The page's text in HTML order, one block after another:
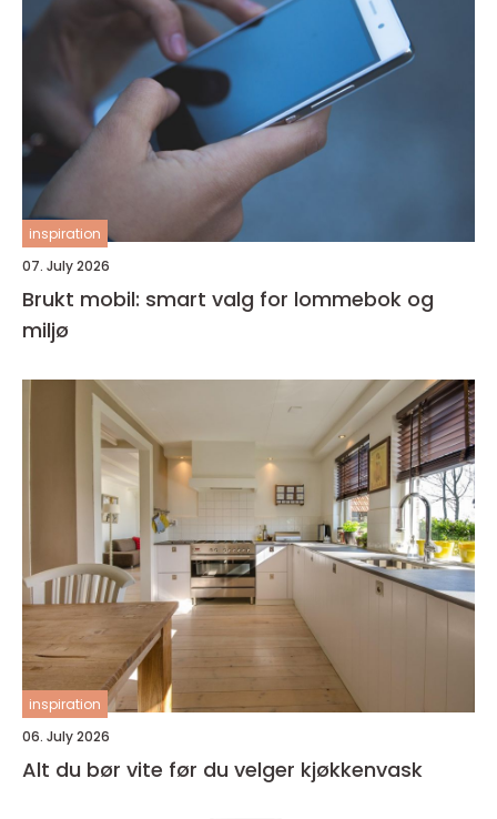
inspiration
07. July 2026
Brukt mobil: smart valg for lommebok og
miljø
inspiration
06. July 2026
Alt du bør vite før du velger kjøkkenvask